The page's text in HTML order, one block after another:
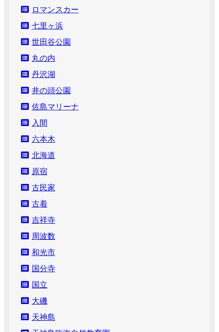
ロマンスカー
七里ヶ浜
世田谷公園
丸の内
丹沢湖
井の頭公園
佐島マリーナ
入間
六本木
北海道
原宿
古民家
古着
吉祥寺
周波数
和光市
国分寺
国立
大磯
天神島